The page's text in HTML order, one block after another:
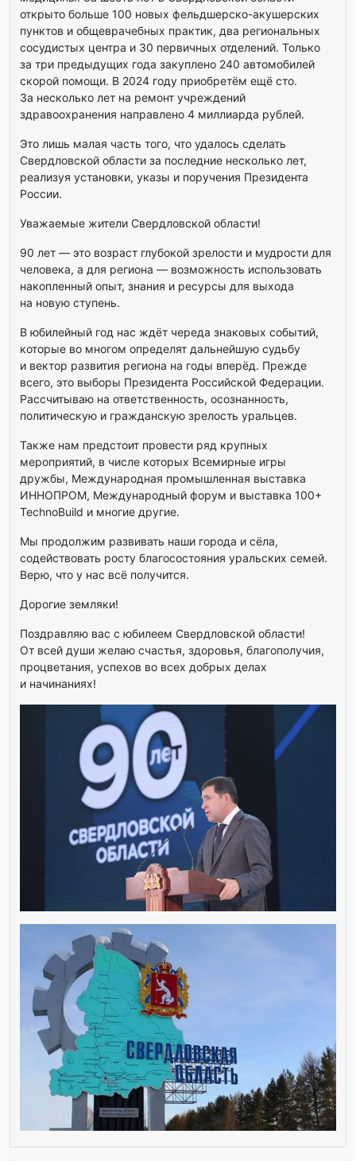
открыто больше 100 новых фельдшерско-акушерских
пунктов и общеврачебных практик, два региональных
сосудистых центра и 30 первичных отделений. Только
за три предыдущих года закуплено 240 автомобилей
скорой помощи. В 2024 году приобретём ещё сто.
За несколько лет на ремонт учреждений
здравоохранения направлено 4 миллиарда рублей.
Это лишь малая часть того, что удалось сделать
Свердловской области за последние несколько лет,
реализуя установки, указы и поручения Президента
России.
Уважаемые жители Свердловской области!
90 лет — это возраст глубокой зрелости и мудрости для
человека, а для региона — возможность использовать
накопленный опыт, знания и ресурсы для выхода
на новую ступень.
В юбилейный год нас ждёт череда знаковых событий,
которые во многом определят дальнейшую судьбу
и вектор развития региона на годы вперёд. Прежде
всего, это выборы Президента Российской Федерации.
Рассчитываю на ответственность, осознанность,
политическую и гражданскую зрелость уральцев.
Также нам предстоит провести ряд крупных
мероприятий, в числе которых Всемирные игры
дружбы, Международная промышленная выставка
ИННОПРОМ, Международный форум и выставка 100+
TechnoBuild и многие другие.
Мы продолжим развивать наши города и сёла,
содействовать росту благосостояния уральских семей.
Верю, что у нас всё получится.
Дорогие земляки!
Поздравляю вас с юбилеем Свердловской области!
От всей души желаю счастья, здоровья, благополучия,
процветания, успехов во всех добрых делах
и начинаниях!